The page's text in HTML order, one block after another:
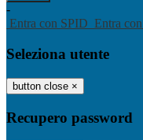
-
Entra con SPID Entra
Seleziona utente
button close ×
Recupero password